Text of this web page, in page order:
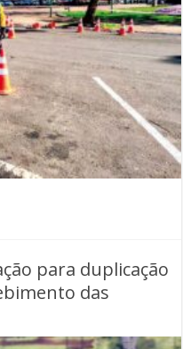
para duplicação
das